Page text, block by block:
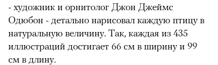
- художник и орнитолог Джон Джеймс
Одюбон - детально нарисовал каждую птицу в
натуральную величину. Так, каждая из 435
иллюстраций достигает 66 см в ширину и 99
см в длину.